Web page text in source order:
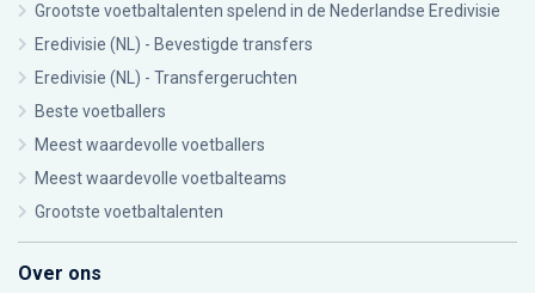
Grootste voetbaltalenten spelend in de Nederlandse Eredivisie
Eredivisie (NL) - Bevestigde transfers
Eredivisie (NL) - Transfergeruchten
Beste voetballers
Meest waardevolle voetballers
Meest waardevolle voetbalteams
Grootste voetbaltalenten
Over ons